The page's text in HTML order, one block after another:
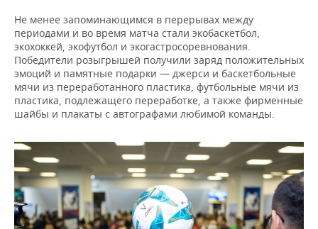
Не менее запоминающимся в перерывах между
периодами и во время матча стали экобаскетбол,
экохоккей, экофутбол и экогастросоревнования.
Победители розыгрышей получили заряд положительных
эмоций и памятные подарки — джерси и баскетбольные
мячи из переработанного пластика, футбольные мячи из
пластика, подлежащего переработке, а также фирменные
шайбы и плакаты с автографами любимой команды.